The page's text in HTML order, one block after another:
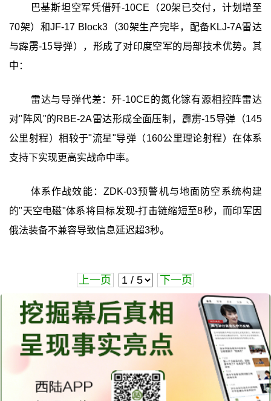
巴基斯坦空军凭借歼-10CE（20架已交付，计划增至
70架）和JF-17 Block3（30架生产完毕，配备KLJ-7A雷达
与霹雳-15导弹），形成了对印度空军的局部技术优势。其
中：
雷达与导弹代差：歼-10CE的氮化镓有源相控阵雷达
对"阵风"的RBE-2A雷达形成全面压制，霹雳-15导弹（145
公里射程）相较于"流星"导弹（160公里理论射程）在体系
支持下实现更高实战命中率。
体系作战效能：ZDK-03预警机与地面防空系统构建
的"天空电磁"体系将目标发现-打击链缩短至8秒，而印军因
俄法装备不兼容导致信息延迟超3秒。
上一页 下一页